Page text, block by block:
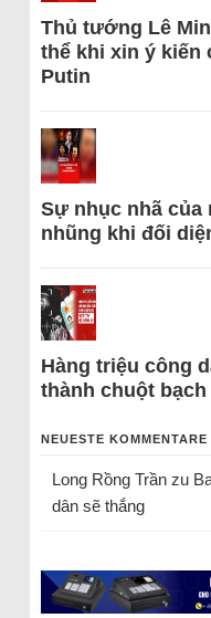
Thủ tướng Lê
thể khi xin ý kiến
Putin
Sự nhục nhã của
nhũng khi đối
Hàng triệu công
thành chuột
NEUESTE KOMMENTARE
Long Rồng Trầnzu
dân sẽ thắng